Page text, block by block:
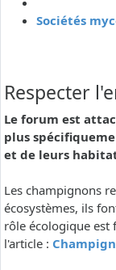
Sociétés
Respecter
Le forum est
plus
et de leurs
Les champignons
écosystèmes, ils
rôle écologique est
l'article :